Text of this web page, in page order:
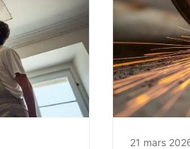
21 mars